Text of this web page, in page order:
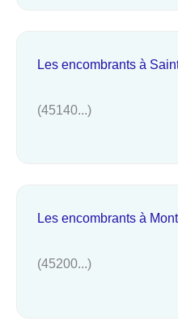
Les encombrants à
(45140...)
Les encombrants à
(45200...)